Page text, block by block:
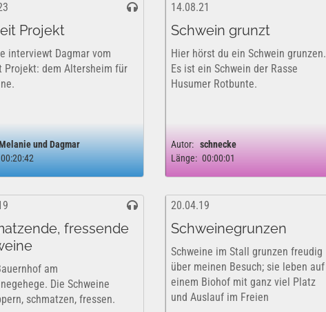
Projekt
interviewt Dagmar vom
Projekt: dem Altersheim für
und Dagmar
00:20:42
14.08.21
Schwein grunzt
Hier hörst du ein Schwein grunzen.
Es ist ein Schwein der Rasse
Husumer Rotbunte.
Autor: schnecke
Länge: 00:00:01
fressende
am
Die Schweine
schmatzen, fressen.
20.04.19
Schweinegrunzen
Schweine im Stall grunzen freudig
über meinen Besuch; sie leben auf
einem Biohof mit ganz viel Platz
und Auslauf im Freien